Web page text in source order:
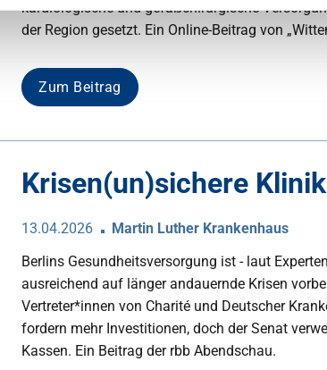
kardiologische und gefäßchirurgische
der Region gesetzt. Ein Online-Beitrag von
Zum Beitrag
Krisen(un)sichere
13.04.2026
Martin Luther Krankenhaus
Berlins Gesundheitsversorgung ist - laut
ausreichend auf länger andauernde Krisen
Vertreter*innen von Charité und Deutscher
fordern mehr Investitionen, doch der Senat
Kassen. Ein Beitrag der rbb Abendschau.